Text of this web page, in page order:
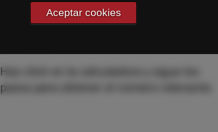
para que explores ese nombre de
negocio o de empresa en el que estás
Haz click en la calculadora y sigue los
pasos para obtener el número relevante.
Aceptar cookies